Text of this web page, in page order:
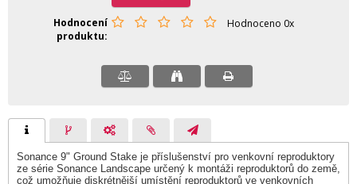
Hodnocení
produktu
Hodnoceno 0x
Sonance 9" Ground Stake je příslušenství pro venkovní reproduktory
ze série Sonance Landscape určený k montáži reproduktorů do země,
což umožňuje diskrétnější umístění reproduktorů ve venkovních